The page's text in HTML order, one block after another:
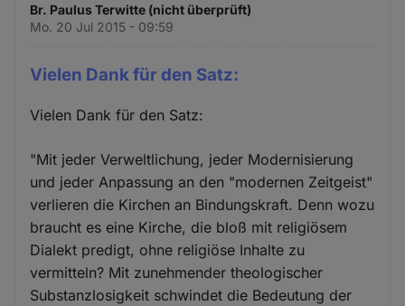
Br. Paulus Terwitte (nicht überprüft)
Mo. 20 Jul 2015 - 09:59
Vielen Dank für den Satz:
Vielen Dank für den Satz:
"Mit jeder Verweltlichung, jeder Modernisierung
und jeder Anpassung an den "modernen Zeitgeist"
verlieren die Kirchen an Bindungskraft. Denn wozu
braucht es eine Kirche, die bloß mit religiösem
Dialekt predigt, ohne religiöse Inhalte zu
vermitteln? Mit zunehmender theologischer
Substanzlosigkeit schwindet die Bedeutung der